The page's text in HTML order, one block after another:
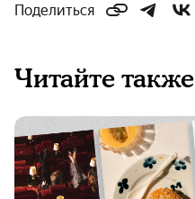
Поделиться
Читайте также